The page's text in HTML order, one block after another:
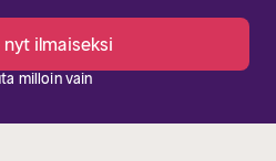
nyt ilmaiseksi
milloin vain